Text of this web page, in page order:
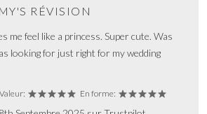
RÉVISION
me feel like a princess. Super cute. Was
looking for just right for my wedding
Valeur: En forme: